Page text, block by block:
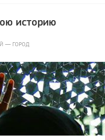
историю
— ГОРОД